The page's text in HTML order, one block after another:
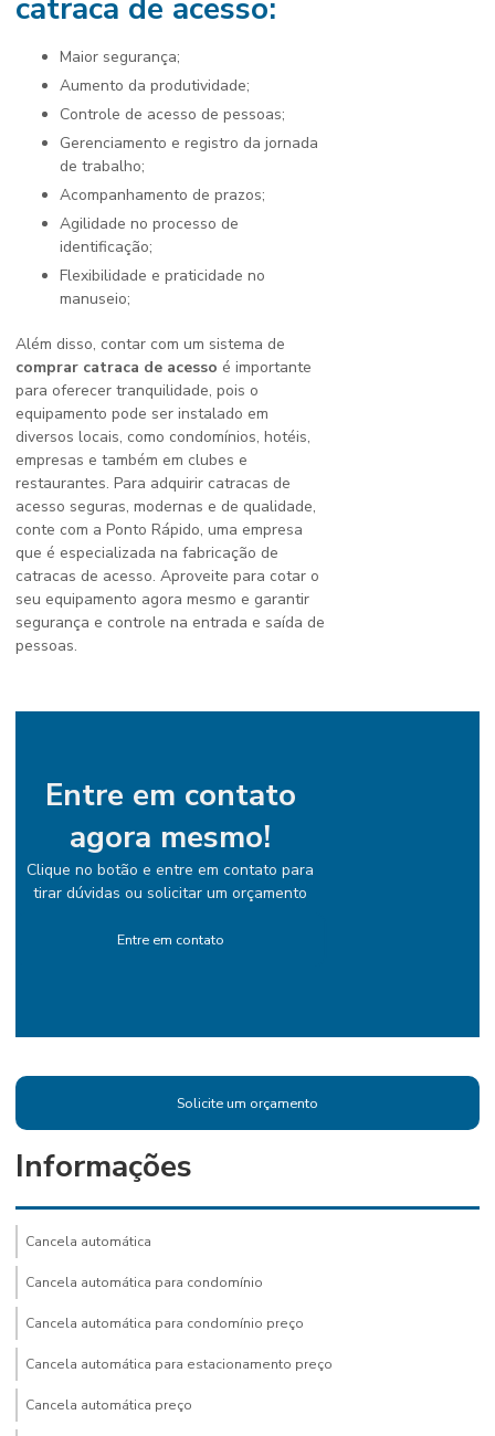
catraca de acesso:
Maior segurança;
Aumento da produtividade;
Controle de acesso de pessoas;
Gerenciamento e registro da jornada
de trabalho;
Acompanhamento de prazos;
Agilidade no processo de
identificação;
Flexibilidade e praticidade no
manuseio;
Além disso, contar com um sistema de
comprar catraca de acesso é importante
para oferecer tranquilidade, pois o
equipamento pode ser instalado em
diversos locais, como condomínios, hotéis,
empresas e também em clubes e
restaurantes. Para adquirir catracas de
acesso seguras, modernas e de qualidade,
conte com a Ponto Rápido, uma empresa
que é especializada na fabricação de
catracas de acesso. Aproveite para cotar o
seu equipamento agora mesmo e garantir
segurança e controle na entrada e saída de
pessoas.
Entre em contato
agora mesmo!
Clique no botão e entre em contato para
tirar dúvidas ou solicitar um orçamento
Entre em contato
Solicite um orçamento
Informações
Cancela automática
Cancela automática para condomínio
Cancela automática para condomínio preço
Cancela automática para estacionamento preço
Cancela automática preço